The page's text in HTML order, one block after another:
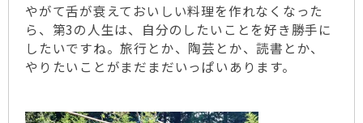
やがて舌が衰えておいしい料理を作れなくなった
ら、第3の人生は、自分のしたいことを好き勝手に
したいですね。旅行とか、陶芸とか、読書とか、
やりたいことがまだまだいっぱいあります。